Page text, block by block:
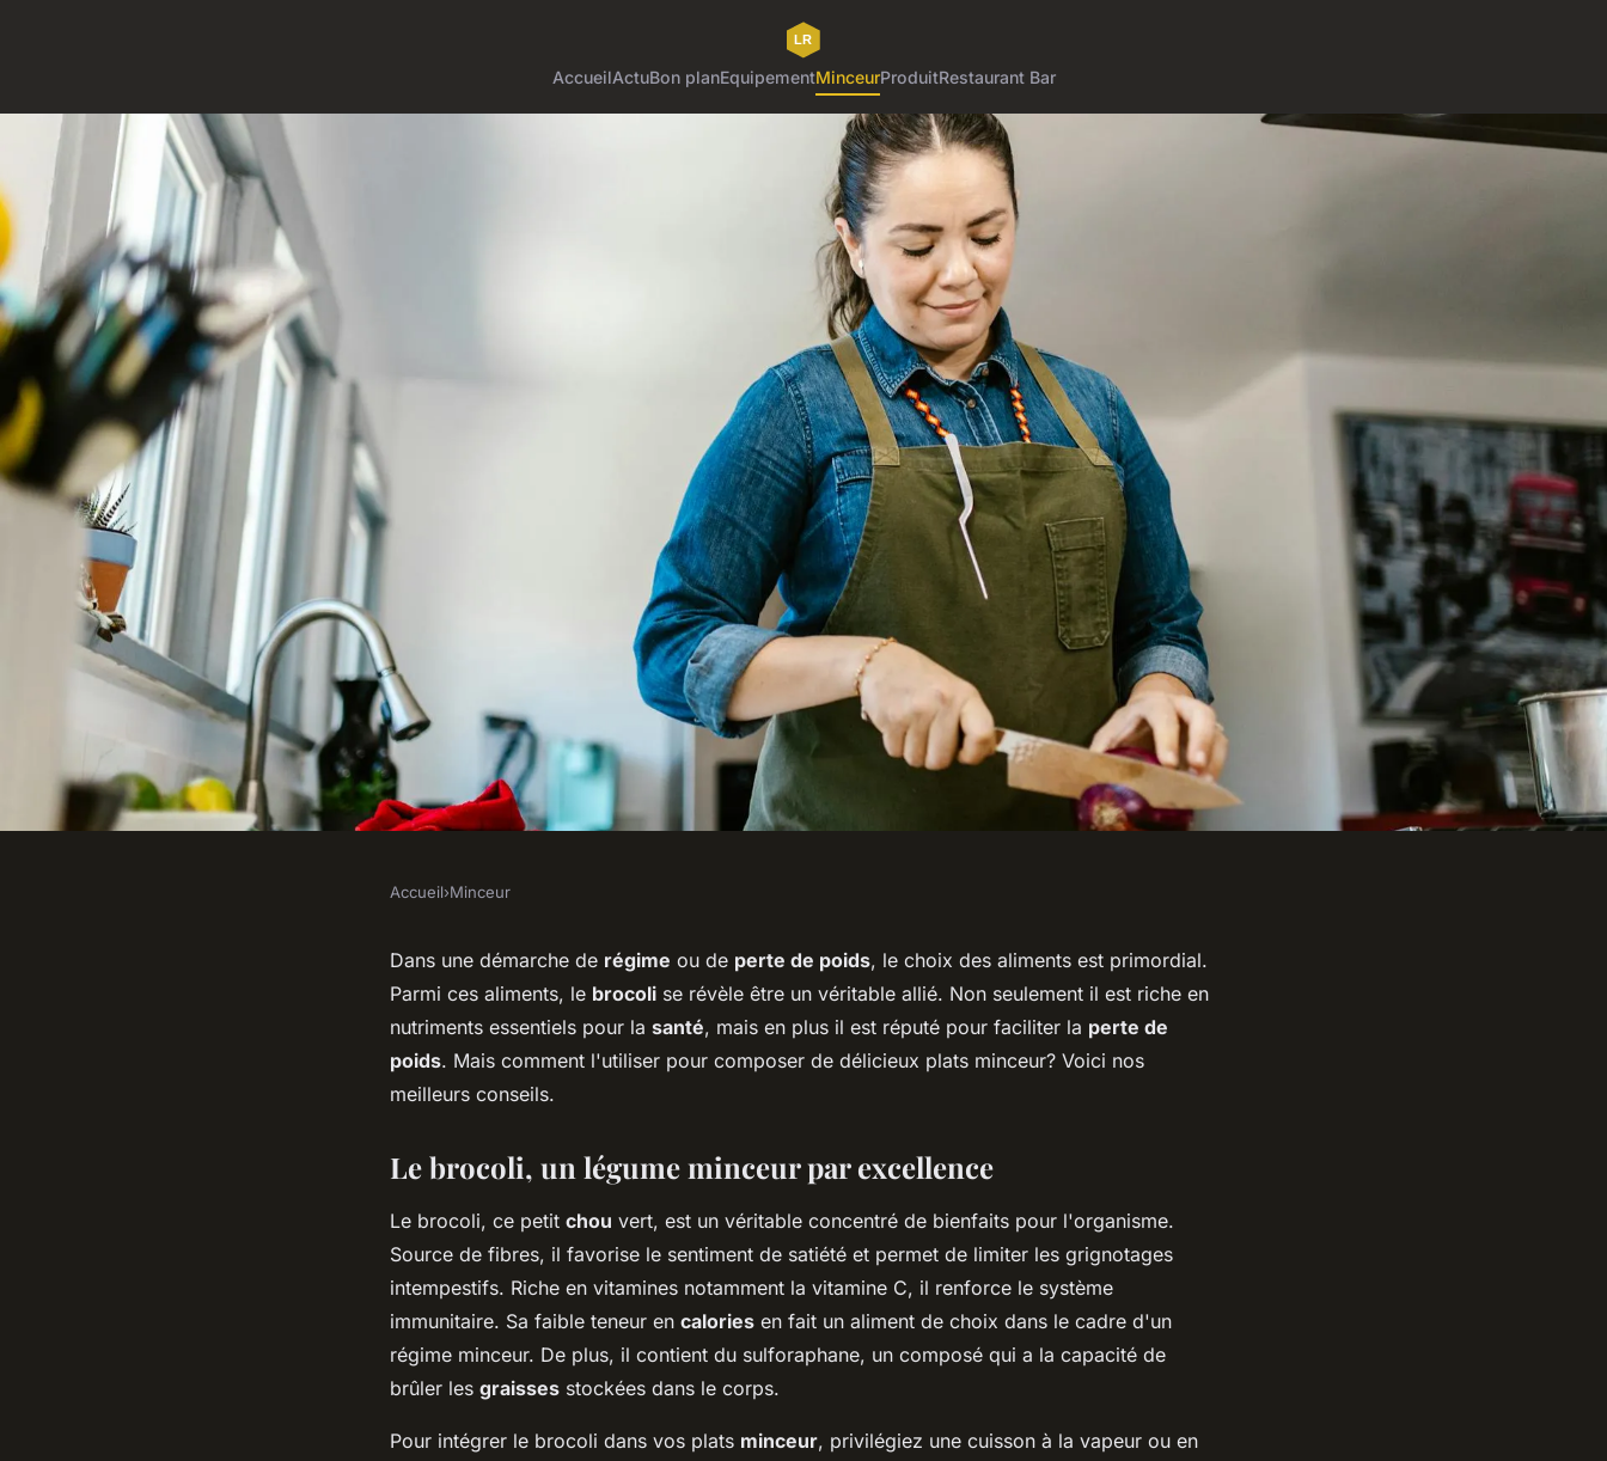
AccueilActuBon planEquipementMinceurProduitRestaurant Bar
Quels sont les meilleurs conseils pour
intégrer le brocoli dans des plats
Accueil›Minceur
Dans une démarche de régime ou de perte de poids, le choix des aliments est primordial.
Parmi ces aliments, le brocoli se révèle être un véritable allié. Non seulement il est riche en
nutriments essentiels pour la santé, mais en plus il est réputé pour faciliter la perte de
poids. Mais comment l'utiliser pour composer de délicieux plats minceur? Voici nos
meilleurs conseils.
Le brocoli, un légume minceur par excellence
Le brocoli, ce petit chou vert, est un véritable concentré de bienfaits pour l'organisme.
Source de fibres, il favorise le sentiment de satiété et permet de limiter les grignotages
intempestifs. Riche en vitamines notamment la vitamine C, il renforce le système
immunitaire. Sa faible teneur en calories en fait un aliment de choix dans le cadre d'un
régime minceur. De plus, il contient du sulforaphane, un composé qui a la capacité de
brûler les graisses stockées dans le corps.
Pour intégrer le brocoli dans vos plats minceur, privilégiez une cuisson à la vapeur ou en